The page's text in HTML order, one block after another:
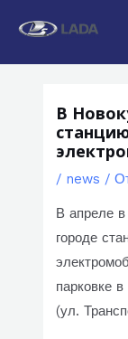
В
/ news /
В апреле
городе
парковке
(ул.